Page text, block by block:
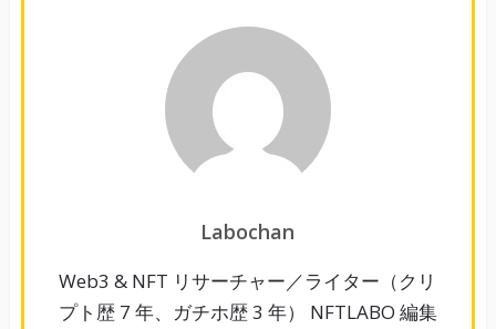
Labochan
Web3 & NFT リサーチャー／ライター（クリ
プト歴 7 年、ガチホ歴 3 年） NFTLABO 編集